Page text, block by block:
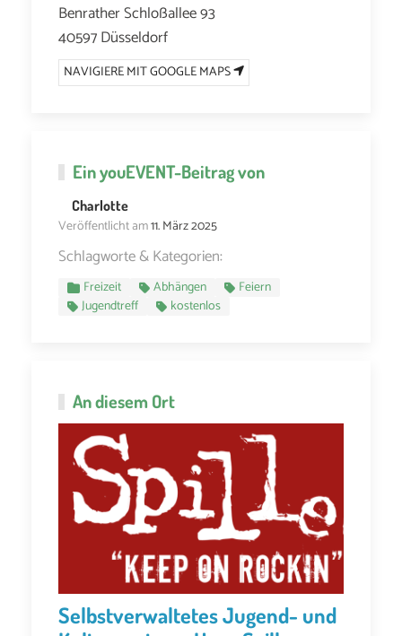
Benrather Schloßallee 93
40597 Düsseldorf
NAVIGIERE MIT GOOGLE MAPS
EinyouEVENT-Beitrag von
Charlotte
Veröffentlicht am11. März 2025
Schlagworte & Kategorien:
Freizeit Abhängen
Feiern
Jugendtreff
kostenlos
An diesem Ort
Selbstverwaltetes Jugend- und